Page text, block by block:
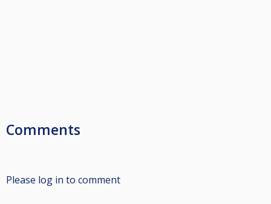
Comments
Please log in to comment